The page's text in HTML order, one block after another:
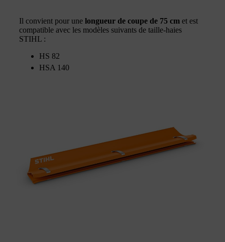
Il convient pour une longueur de coupe de 75 cm et est
compatible avec les modèles suivants de taille-haies
STIHL :
HS 82
HSA 140